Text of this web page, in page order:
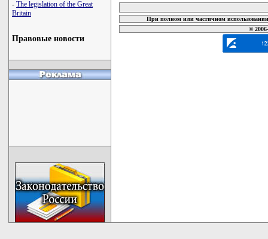
- The legislation of the Great
Britain
Правовые новости
При полном или частичном
©